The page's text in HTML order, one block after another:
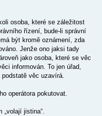
osoba, které se záležitost
řízení, bude-li správní
být kromě oznámení, zda
Jenže ono jaksi tady
jako osoba, které se věc
informován. To jen úřad,
věc uzavírá.
operátora pokutovat.
„volají jistina“.